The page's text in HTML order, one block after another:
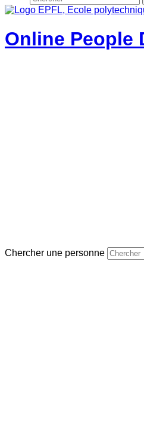
Online People
Chercher une personne